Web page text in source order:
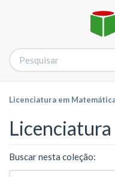
Licenciatura em
Buscar nesta coleção: